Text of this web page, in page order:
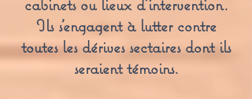
cabinets ou lieux d’intervention.
Ils s’engagent à lutter contre
toutes les dérives sectaires dont ils
seraient témoins.